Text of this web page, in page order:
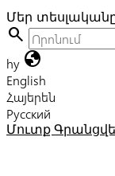
Մեր
search
hy globe
English
Հայերեն
Русский
Մուտք